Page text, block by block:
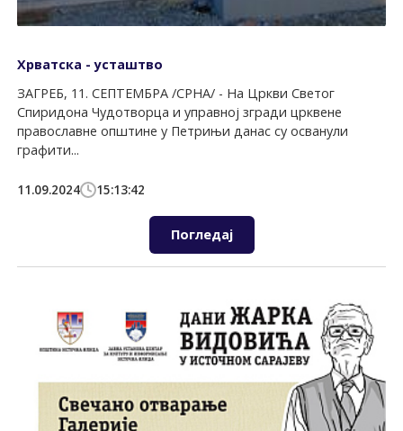
Хрватска - усташтво
ЗАГРЕБ, 11. СЕПТЕМБРА /СРНА/ - На Цркви Светог
Спиридона Чудотворца и управној згради црквене
православне општине у Петрињи данас су осванули
графити...
11.09.2024 15:13:42
Погледај